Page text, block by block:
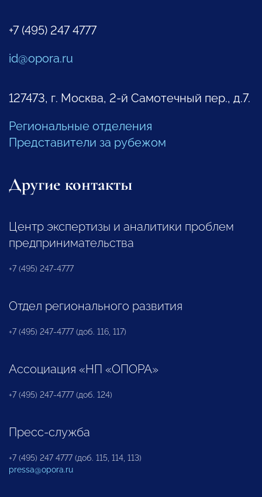
+7 (495) 247 4777
id@opora.ru
127473, г. Москва, 2-й Самотечный пер., д.7.
Региональные отделения
Представители за рубежом
Другие контакты
Центр экспертизы и аналитики проблем
предпринимательства
+7 (495) 247-4777
Отдел регионального развития
+7 (495) 247-4777 (доб. 116, 117)
Ассоциация «НП «ОПОРА»
+7 (495) 247-4777 (доб. 124)
Пресс-служба
+7 (495) 247 4777 (доб. 115, 114, 113)
pressa@opora.ru